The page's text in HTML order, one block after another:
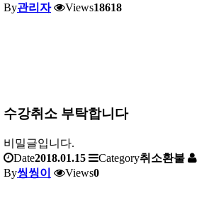
By관리자 Views18618
수강취소 부탁합니다
비밀글입니다.
Date2018.01.15 Category취소환불
By씽씽이 Views0